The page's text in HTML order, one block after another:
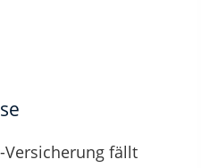
Versicherung fällt